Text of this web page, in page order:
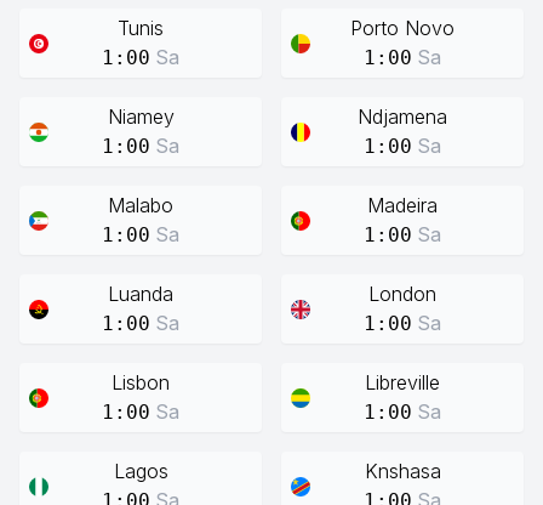
Tunis
1:00 Sa
Porto Novo
1:00 Sa
Niamey
1:00 Sa
Ndjamena
1:00 Sa
Malabo
1:00 Sa
Madeira
1:00 Sa
Luanda
1:00 Sa
London
1:00 Sa
Lisbon
1:00 Sa
Libreville
1:00 Sa
Lagos
Sa
Knshasa
Sa